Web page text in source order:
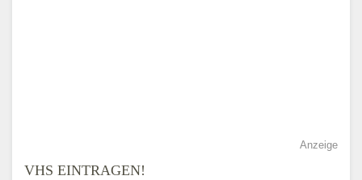
Anzeige
VHS EINTRAGEN!